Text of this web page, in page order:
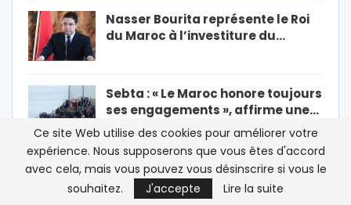
Nasser Bourita représente le Roi
du Maroc à l’investiture du…
Sebta : « Le Maroc honore toujours
ses engagements », affirme une…
Le FC Barcelone annule son match
amical au Maroc après la crise…
Ce site Web utilise des cookies pour améliorer votre
expérience. Nous supposerons que vous êtes d'accord
avec cela, mais vous pouvez vous désinscrire si vous le
souhaitez.
J'accepte Lire la suite